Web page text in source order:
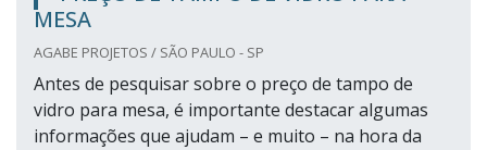
MESA
AGABE PROJETOS / SÃO PAULO - SP
Antes de pesquisar sobre o preço de tampo de
vidro para mesa, é importante destacar algumas
informações que ajudam – e muito – na hora da